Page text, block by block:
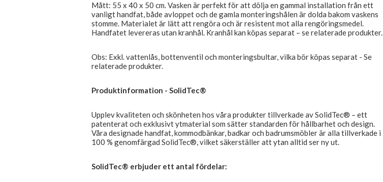
Mått: 55 x 40 x 50 cm. Vasken är perfekt för att dölja en gammal installation från ett
vanligt handfat, både avloppet och de gamla monteringshålen är dolda bakom vaskens
stomme. Materialet är lätt att rengöra och är resistent mot alla rengöringsmedel.
Handfatet levereras utan kranhål. Kranhål kan köpas separat – se relaterade produkter.
Obs: Exkl. vattenlås, bottenventil och monteringsbultar, vilka bör köpas separat - Se
relaterade produkter.
Produktinformation - SolidTec®
Upplev kvaliteten och skönheten hos våra produkter tillverkade av SolidTec® – ett
patenterat och exklusivt ytmaterial som sätter standarden för hållbarhet och design.
Våra designade handfat, kommodbänkar, badkar och badrumsmöbler är alla tillverkade i
100 % genomfärgad SolidTec®, vilket säkerställer att ytan alltid ser ny ut.
SolidTec® erbjuder ett antal fördelar: